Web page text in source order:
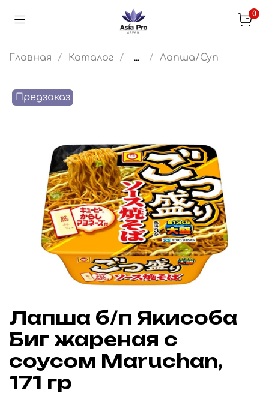
0
Главная Каталог ... Лапша/Суп
Предзаказ
Лапша б/п Якисоба
Биг жареная с
соусом Maruchan,
171 гр